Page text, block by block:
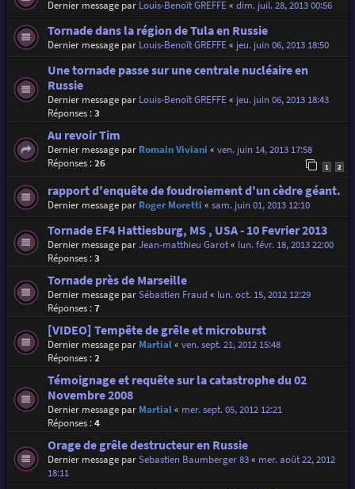
Dernier message par Louis-Benoît GREFFE« dim. juil. 28, 2013 00:56
Tornade dans la région de Tula en Russie
Dernier message par Louis-Benoît GREFFE« jeu. juin 06, 2013 18:50
Une tornade passe sur une centrale nucléaire en
Russie
Dernier message par Louis-Benoît GREFFE« jeu. juin 06, 2013 18:43
Réponses :3
Au revoir Tim
Dernier message par Romain Viviani « ven. juin 14, 2013 17:58
Réponses :26 1 2
rapport d'enquête de foudroiement d'un cèdre géant.
Dernier message par Roger Moretti « sam. juin 01, 2013 12:10
Tornade EF4 Hattiesburg, MS , USA - 10 Fevrier 2013
Dernier message parJean-matthieu Garot« lun. févr. 18, 2013 22:00
Réponses :3
Tornade près de Marseille
Dernier message parSébastien Fraud« lun. oct. 15, 2012 12:29
Réponses :7
[VIDEO] Tempête de grêle et microburst
Dernier message par Martial« ven. sept. 21, 2012 15:48
Réponses :2
Témoignage et requête sur la catastrophe du 02
Novembre 2008
Dernier message par Martial« mer. sept. 05, 2012 12:21
Réponses :4
Orage de grêle destructeur en Russie
Dernier message parSebastien Baumberger 83« mer. août 22, 2012
18:11